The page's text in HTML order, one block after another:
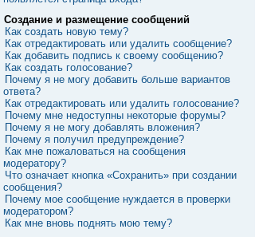
Создание и размещение сообщений
Как создать новую тему?
Как отредактировать или удалить сообщение?
Как добавить подпись к своему сообщению?
Как создать голосование?
Почему я не могу добавить больше вариантов
ответа?
Как отредактировать или удалить голосование?
Почему мне недоступны некоторые форумы?
Почему я не могу добавлять вложения?
Почему я получил предупреждение?
Как мне пожаловаться на сообщения
модератору?
Что означает кнопка «Сохранить» при создании
сообщения?
Почему мое сообщение нуждается в проверки
модератором?
Как мне вновь поднять мою тему?